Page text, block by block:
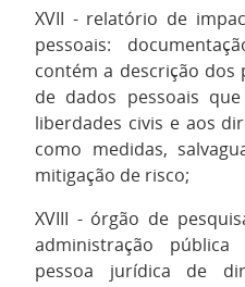
XVII - relatório de
pessoais:
contém a descrição
de dados pessoais
liberdades civis e aos
como medidas,
mitigação de risco;
XVIII - órgão de
administração
pessoa jurídica de